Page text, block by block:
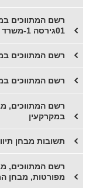
01גירסה 1-משרד המשפטים
רשם המתווכים במקרקעין-
רשם המתווכים במקרקעין-
במקרקעין
תשובות מבחן תיווך
מפורטות, מבחן